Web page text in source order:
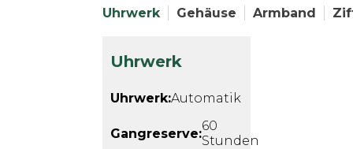
Uhrwerk Gehäuse Armband
Uhrwerk
Uhrwerk:Automatik
Gangreserve:60
Stunden